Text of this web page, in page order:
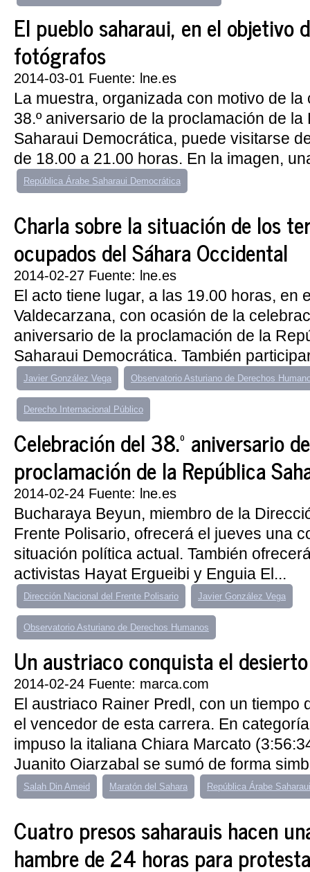
El pueblo saharaui, en el objetivo
fotógrafos
2014-03-01 Fuente: lne.es
La muestra, organizada con motivo de la
38.º aniversario de la proclamación de
Saharaui Democrática, puede visitarse
de 18.00 a 21.00 horas. En la imagen,
República Árabe Saharaui Democrática
Charla sobre la situación de los
ocupados del Sáhara Occidental
2014-02-27 Fuente: lne.es
El acto tiene lugar, a las 19.00 horas, en
Valdecarzana, con ocasión de la
aniversario de la proclamación de la
Saharaui Democrática. También
Javier González Vega Observatorio Asturiano de Derechos
Derecho Internacional Público
Celebración del 38.º aniversario
proclamación de la República
2014-02-24 Fuente: lne.es
Bucharaya Beyun, miembro de la
Frente Polisario, ofrecerá el jueves una
situación política actual. También
activistas Hayat Ergueibi y Enguia El...
Dirección Nacional del Frente Polisario Javier González Vega
Observatorio Asturiano de Derechos Humanos
Un austriaco conquista el desierto
2014-02-24 Fuente: marca.com
El austriaco Rainer Predl, con un tiempo
el vencedor de esta carrera. En
impuso la italiana Chiara Marcato
Juanito Oiarzabal se sumó de forma
Salah Din Ameid Maratón del Sahara República Árabe
Cuatro presos saharauis hacen
hambre de 24 horas para